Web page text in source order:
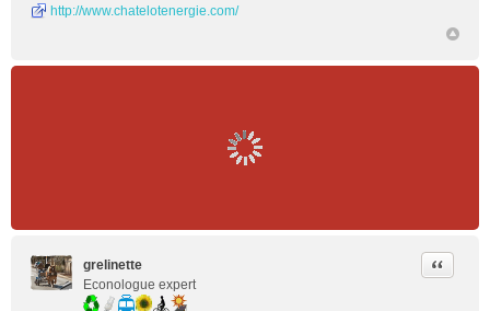
http://www.chatelotenergie.com/
grelinette
Econologue expert
Citer